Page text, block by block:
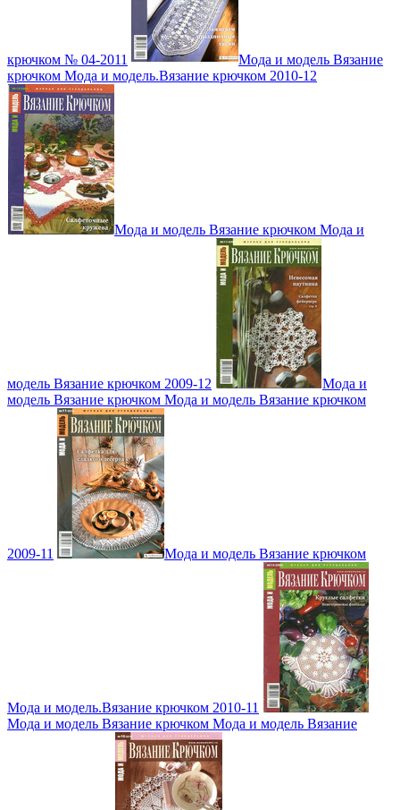
крючком № 04-2011
Мода и модель Вязание
крючком Мода и модель.Вязание крючком 2010-12
Мода и модель Вязание крючком Мода и
модель Вязание крючком 2009-12
Мода и
модель Вязание крючком Мода и модель Вязание крючком
2009-11 Мода и модель Вязание крючком
Мода и модель.Вязание крючком 2010-11
Мода и модель Вязание крючком Мода и модель Вязание